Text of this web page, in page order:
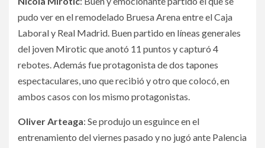
pudo ver en el remodelado Bruesa Arena entre el Caja
Laboral y Real Madrid. Buen partido en líneas generales
del joven Mirotic que anotó 11 puntos y capturó 4
rebotes. Además fue protagonista de dos tapones
espectaculares, uno que recibió y otro que colocó, en
ambos casos con los mismo protagonistas.
Oliver Arteaga: Se produjo un esguince en el
entrenamiento del viernes pasado y no jugó ante Palencia